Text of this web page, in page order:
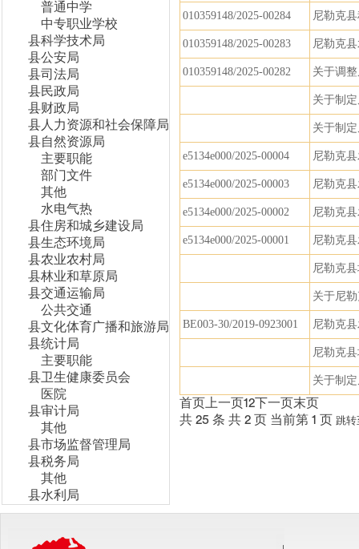
普通中学
中专职业学校
县科学技术局
县公安局
县司法局
县民政局
县财政局
县人力资源和社会保障局
县自然资源局
主要职能
部门文件
其他
水电气热
县住房和城乡建设局
县生态环境局
县农业农村局
县林业和草原局
县交通运输局
公共交通
县文化体育广播和旅游局
县统计局
主要职能
县卫生健康委员会
医院
县审计局
其他
县市场监督管理局
县税务局
其他
县水利局
010359148/2025-00284 尼勒克
010359148/2025-00283 尼勒克
010359148/2025-00282 关于调
关于制
关于制
e5134e000/2025-00004 尼勒克
e5134e000/2025-00003 尼勒克
e5134e000/2025-00002 尼勒克
e5134e000/2025-00001 尼勒克
尼勒克
关于尼
BE003-30/2019-0923001 尼勒克
尼勒克
关于制
首页 上一页12 下一页 末页
共 25 条 共 2 页 当前第 1 页 跳转